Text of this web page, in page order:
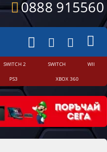
0888 915560
SWITCH 2 SWITCH WII
PS3 XBOX 360